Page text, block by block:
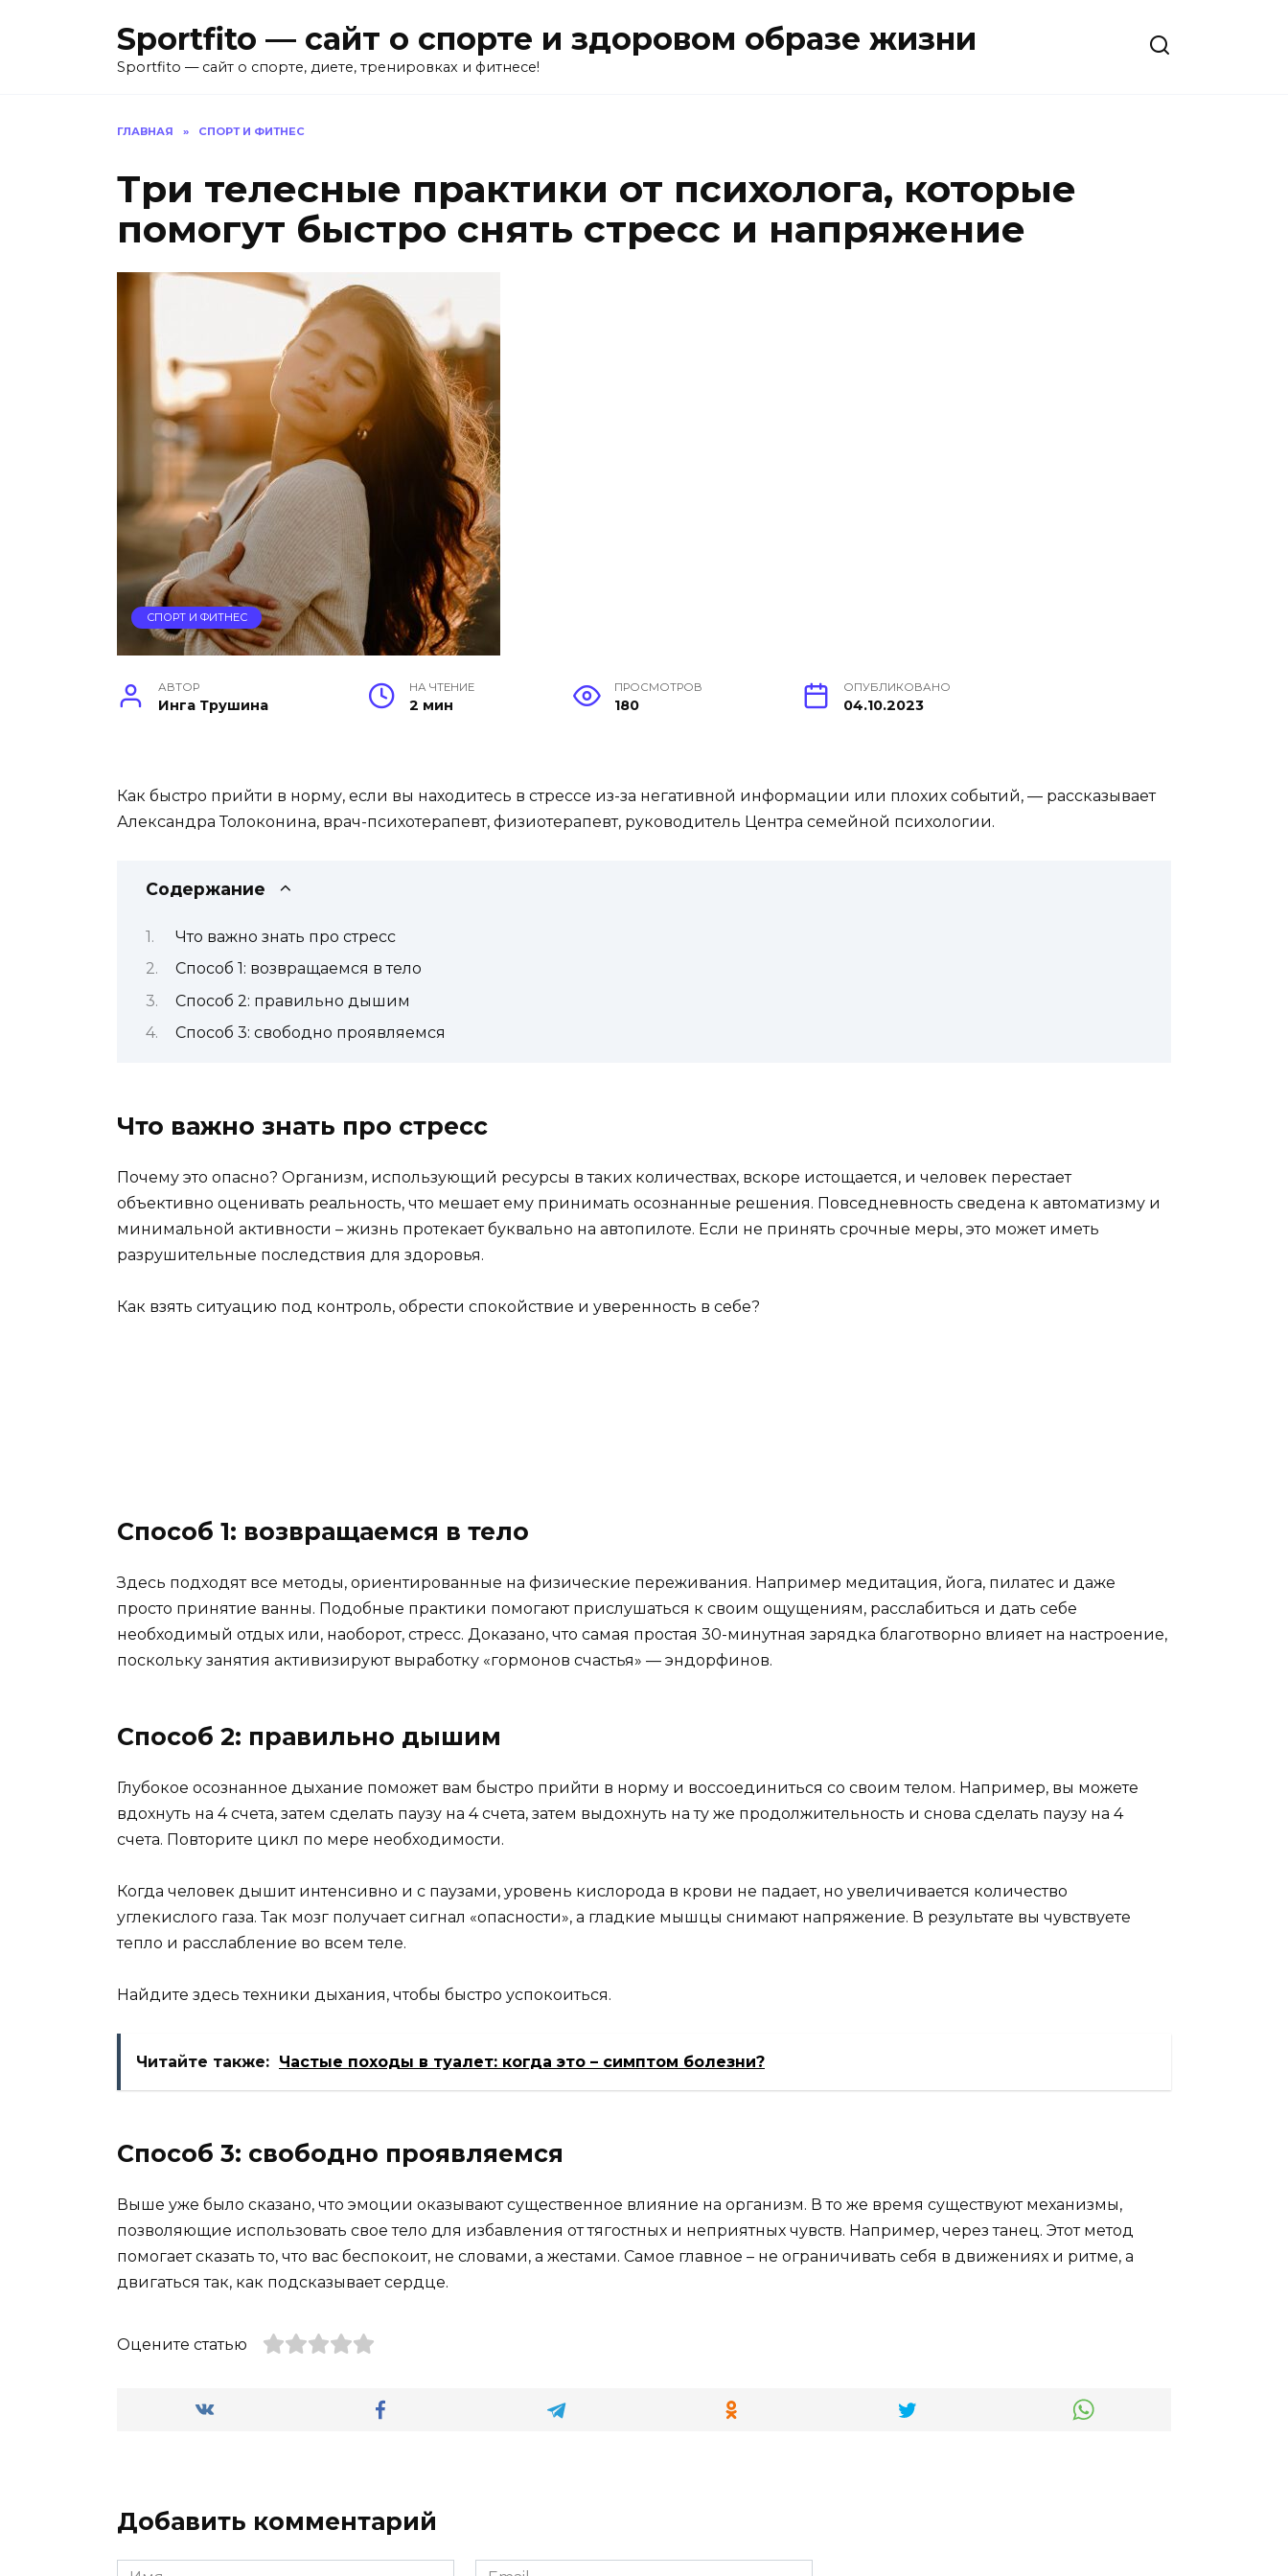
Sportfito — сайт о спорте и здоровом образе жизни
Sportfito — сайт о спорте, диете, тренировках и фитнесе!
ГЛАВНАЯ » СПОРТ И ФИТНЕС
Три телесные практики от психолога, которые
помогут быстро снять стресс и напряжение
СПОРТ И ФИТНЕС
АВТОР
Инга Трушина
НА ЧТЕНИЕ
2 мин
ПРОСМОТРОВ
180
ОПУБЛИКОВАНО
04.10.2023
Как быстро прийти в норму, если вы находитесь в стрессе из-за негативной информации или плохих событий, — рассказывает
Александра Толоконина, врач-психотерапевт, физиотерапевт, руководитель Центра семейной психологии.
Содержание
Что важно знать про стресс
Способ 1: возвращаемся в тело
Способ 2: правильно дышим
Способ 3: свободно проявляемся
Что важно знать про стресс
Почему это опасно? Организм, использующий ресурсы в таких количествах, вскоре истощается, и человек перестает
объективно оценивать реальность, что мешает ему принимать осознанные решения. Повседневность сведена к автоматизму и
минимальной активности – жизнь протекает буквально на автопилоте. Если не принять срочные меры, это может иметь
разрушительные последствия для здоровья.
Как взять ситуацию под контроль, обрести спокойствие и уверенность в себе?
Способ 1: возвращаемся в тело
Здесь подходят все методы, ориентированные на физические переживания. Например медитация, йога, пилатес и даже
просто принятие ванны. Подобные практики помогают прислушаться к своим ощущениям, расслабиться и дать себе
необходимый отдых или, наоборот, стресс. Доказано, что самая простая 30-минутная зарядка благотворно влияет на настроение,
поскольку занятия активизируют выработку «гормонов счастья» — эндорфинов.
Способ 2: правильно дышим
Глубокое осознанное дыхание поможет вам быстро прийти в норму и воссоединиться со своим телом. Например, вы можете
вдохнуть на 4 счета, затем сделать паузу на 4 счета, затем выдохнуть на ту же продолжительность и снова сделать паузу на 4
счета. Повторите цикл по мере необходимости.
Когда человек дышит интенсивно и с паузами, уровень кислорода в крови не падает, но увеличивается количество
углекислого газа. Так мозг получает сигнал «опасности», а гладкие мышцы снимают напряжение. В результате вы чувствуете
тепло и расслабление во всем теле.
Найдите здесь техники дыхания, чтобы быстро успокоиться.
Читайте также: Частые походы в туалет: когда это – симптом болезни?
Способ 3: свободно проявляемся
Выше уже было сказано, что эмоции оказывают существенное влияние на организм. В то же время существуют механизмы,
позволяющие использовать свое тело для избавления от тягостных и неприятных чувств. Например, через танец. Этот метод
помогает сказать то, что вас беспокоит, не словами, а жестами. Самое главное – не ограничивать себя в движениях и ритме, а
двигаться так, как подсказывает сердце.
Оцените статью
Добавить комментарий
Имя Email